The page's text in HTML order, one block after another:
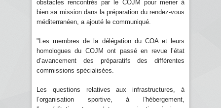
obstacles rencontrés par le COJM pour mener à
bien sa mission dans la préparation du rendez-vous
méditerranéen, a ajouté le communiqué.
"Les membres de la délégation du COA et leurs
homologues du COJM ont passé en revue l’état
d’avancement des préparatifs des différentes
commissions spécialisées.
Les questions relatives aux infrastructures, à
l’organisation sportive, à l'hébergement,